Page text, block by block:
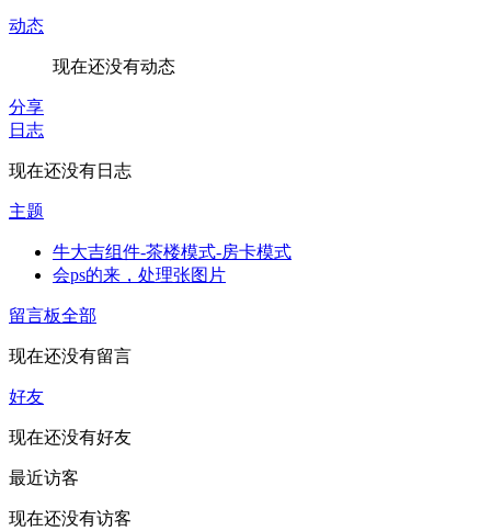
动态
现在还没有动态
分享
日志
现在还没有日志
主题
牛大吉组件-茶楼模式-房卡模式
会ps的来，处理张图片
留言板全部
现在还没有留言
好友
现在还没有好友
最近访客
现在还没有访客